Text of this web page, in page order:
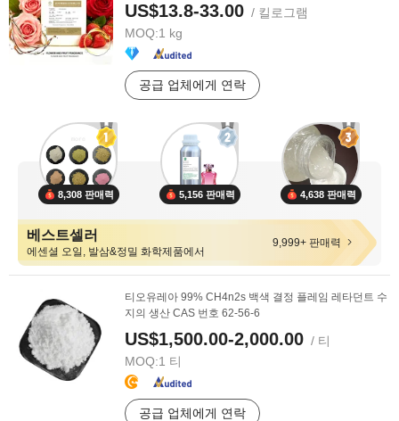
US$13.8-33.00 / 킬로그램
MOQ:1 kg
공급 업체에게 연락
8,308 판매력 5,156 판매력 4,638 판매력
베스트셀러
에센셜 오일, 발삼&정밀 화학제품에서
9,999+ 판매력
티오유레아 99% CH4n2s 백색 결정 플레임 레타던트 수
지의 생산 CAS 번호 62-56-6
US$1,500.00-2,000.00 / 티
MOQ:1 티
공급 업체에게 연락